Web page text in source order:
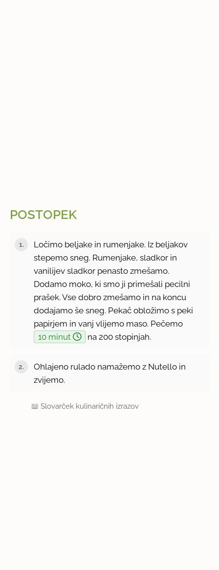
POSTOPEK
Ločimo beljake in rumenjake. Iz beljakov
stepemo sneg. Rumenjake, sladkor in
vanilijev sladkor penasto zmešamo.
Dodamo moko, ki smo ji primešali pecilni
prašek. Vse dobro zmešamo in na koncu
dodajamo še sneg. Pekač obložimo s peki
papirjem in vanj vlijemo maso. Pečemo
10 minut
na 200 stopinjah.
Ohlajeno rulado namažemo z Nutello in
zvijemo.
📖Slovarček kulinaričnih izrazov